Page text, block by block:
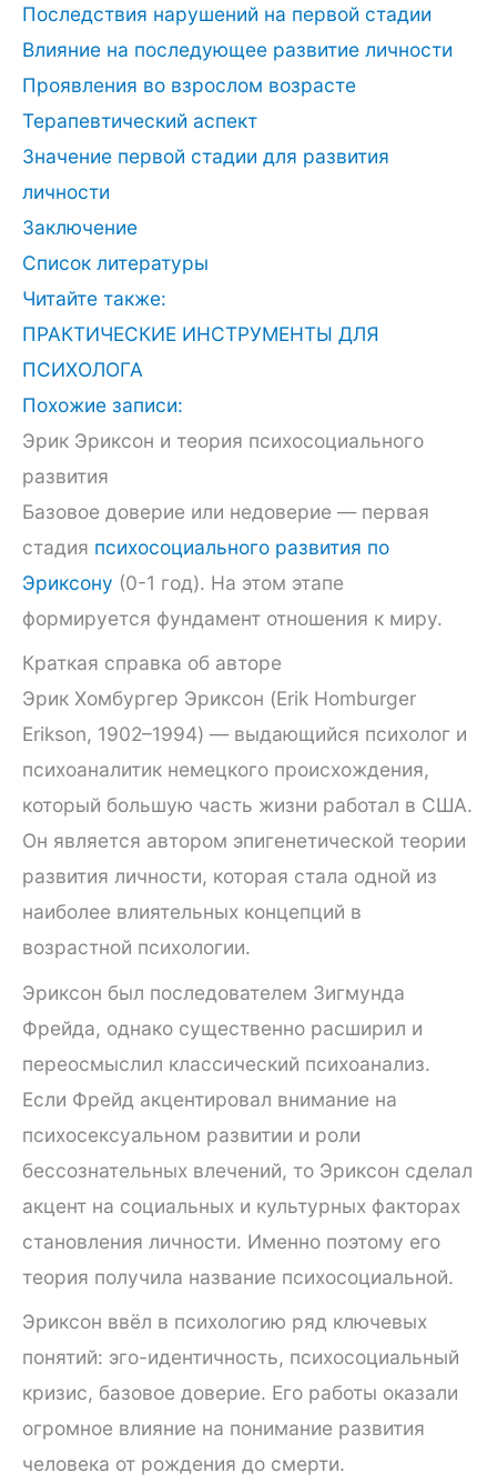
Последствия нарушений на первой стадии
Влияние на последующее развитие личности
Проявления во взрослом возрасте
Терапевтический аспект
Значение первой стадии для развития
личности
Заключение
Список литературы
Читайте также:
ПРАКТИЧЕСКИЕ ИНСТРУМЕНТЫ ДЛЯ
ПСИХОЛОГА
Похожие записи:
Эрик Эриксон и теория психосоциального
развития
Базовое доверие или недоверие — первая
стадия психосоциального развития по
Эриксону (0-1 год). На этом этапе
формируется фундамент отношения к миру.
Краткая справка об авторе
Эрик Хомбургер Эриксон (Erik Homburger
Erikson, 1902–1994) — выдающийся психолог и
психоаналитик немецкого происхождения,
который большую часть жизни работал в США.
Он является автором эпигенетической теории
развития личности, которая стала одной из
наиболее влиятельных концепций в
возрастной психологии.
Эриксон был последователем Зигмунда
Фрейда, однако существенно расширил и
переосмыслил классический психоанализ.
Если Фрейд акцентировал внимание на
психосексуальном развитии и роли
бессознательных влечений, то Эриксон сделал
акцент на социальных и культурных факторах
становления личности. Именно поэтому его
теория получила название психосоциальной.
Эриксон ввёл в психологию ряд ключевых
понятий: эго-идентичность, психосоциальный
кризис, базовое доверие. Его работы оказали
огромное влияние на понимание развития
человека от рождения до смерти.